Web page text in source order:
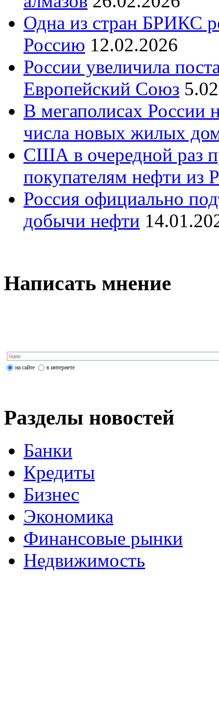
Одна из стран БРИКС
Россию 12.02.2026
России увеличила
Европейский Союз
В мегаполисах России
числа новых жилых
США в очередной раз
покупателям нефти из
Россия официально
добычи нефти
Написать мнение
на сайте в интернете
Разделы новостей
Банки
Кредиты
Бизнес
Экономика
Финансовые рынки
Недвижимость